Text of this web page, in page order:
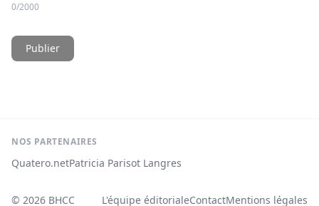
0/2000
Publier
NOS PARTENAIRES
Quatero.netPatricia Parisot Langres
© 2026 BHCC L'équipe éditorialeContactMentions légales